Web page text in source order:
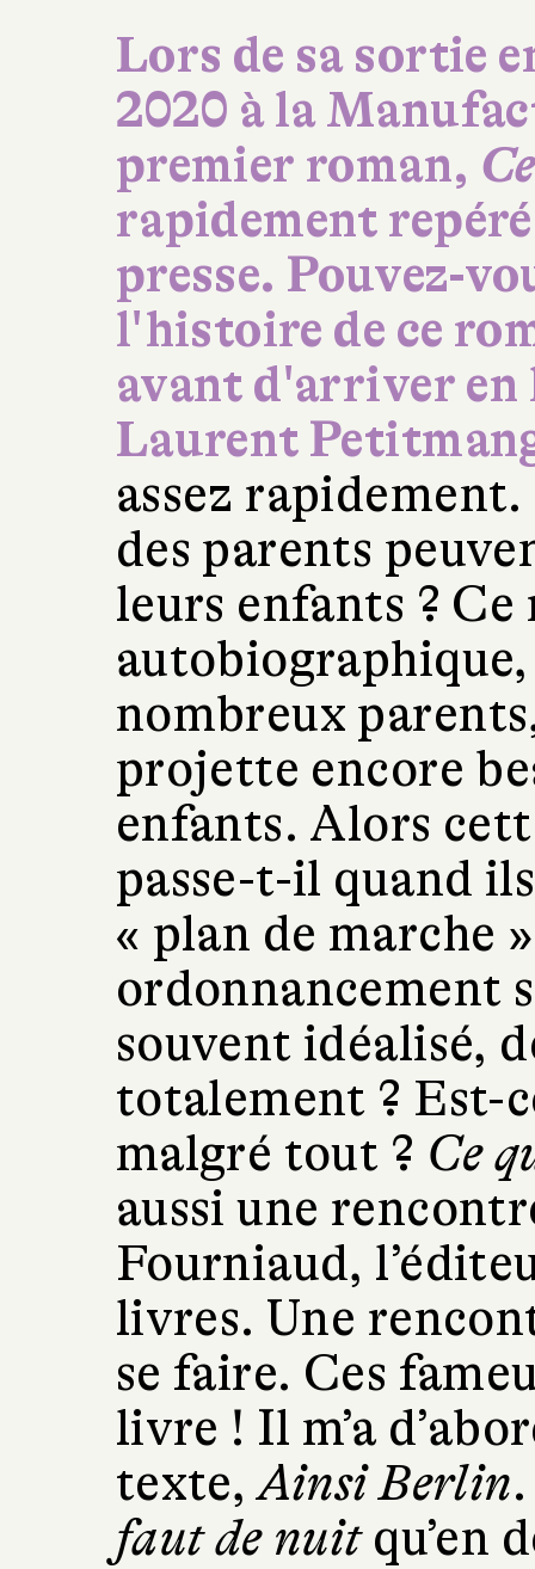
Lors de sa sortie
2020 à la
premier roman,
rapidement
presse. Pouvez-
l'histoire de ce
avant d'arriver
Laurent
assez
des parents
leurs enfants ? Ce
autobiographique,
nombreux
projette encore
enfants. Alors
passe-t-il quand
« plan de marche
ordonnancement
souvent idéalisé,
totalement ? Est-
malgré tout ? Ce
aussi une
Fourniaud,
livres. Une
se faire. Ces
livre ! Il m’a
texte,Ainsi Berlin
faut de nuitqu’en